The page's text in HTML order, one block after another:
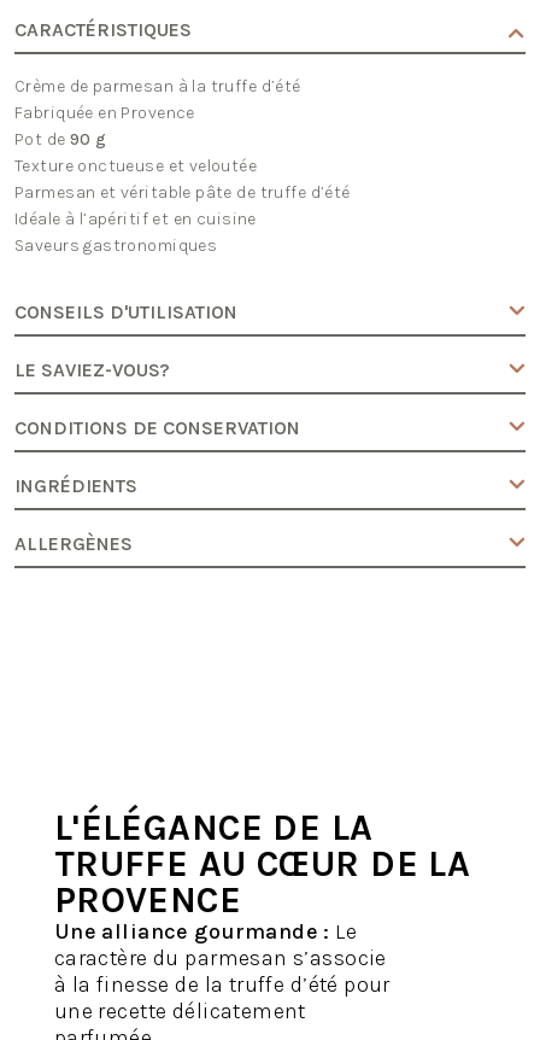
la
Truffe
CARACTÉRISTIQUES
Crème de parmesan à la truffe d’été
Fabriquée en Provence
Pot de 90 g
Texture onctueuse et veloutée
Parmesan et véritable pâte de truffe d’été
Idéale à l’apéritif et en cuisine
Saveurs gastronomiques
CONSEILS D'UTILISATION
LE SAVIEZ-VOUS?
CONDITIONS DE CONSERVATION
INGRÉDIENTS
ALLERGÈNES
L'ÉLÉGANCE DE LA
TRUFFE AU CŒUR DE LA
PROVENCE
Une alliance gourmande : Le
caractère du parmesan s’associe
à la finesse de la truffe d’été pour
une recette délicatement